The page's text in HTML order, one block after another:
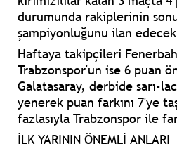
durumunda rakiplerinin
şampiyonluğunu ilan
Haftaya takipçileri
Trabzonspor'un ise 6 puan
Galatasaray, derbide sarı-
yenerek puan farkını 7'ye
fazlasıyla Trabzonspor ile
İLK YARININ ÖNEMLİ ANLARI